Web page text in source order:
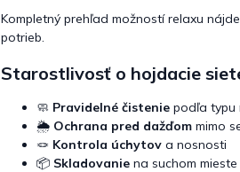
Kompletný prehľad možností relaxu
potrieb.
Starostlivosť o hojdacie
🧼 Pravidelné čistenie podľa typu
🌦️ Ochrana pred dažďom mimo
🪢 Kontrola úchytov a nosnosti
📦 Skladovanie na suchom mieste